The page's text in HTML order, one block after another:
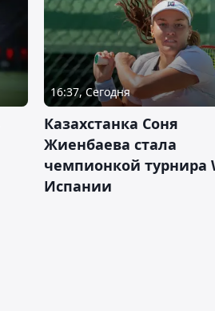
16:37, Сегодня
Казахстанка Соня
Жиенбаева стала
чемпионкой турнира
Испании